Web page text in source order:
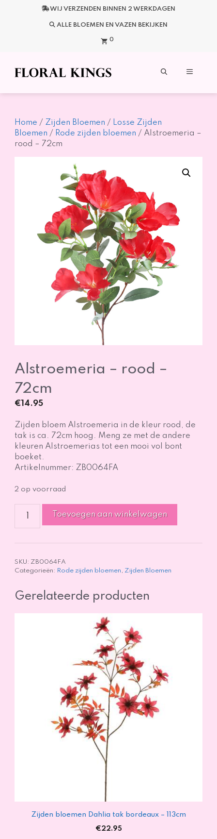
WIJ VERZENDEN BINNEN 2 WERKDAGEN
ALLE BLOEMEN EN VAZEN BEKIJKEN
0
Menu
Home / Zijden Bloemen / Losse Zijden
Bloemen / Rode zijden bloemen / Alstroemeria –
rood – 72cm
Alstroemeria – rood –
72cm
€ 14.95
Zijden bloem Alstroemeria in de kleur rood, de
tak is ca. 72cm hoog. Meng ze met de andere
kleuren Alstroemerias tot een mooi vol bont
boeket.
Artikelnummer: ZB0064FA
2 op voorraad
Alstroemeria
rood
aantal
Toevoegen aan winkelwagen
SKU: ZB0064FA
Categorieën: Rode zijden bloemen, Zijden Bloemen
Gerelateerde producten
Zijden bloemen Dahlia tak bordeaux – 113cm
€22.95